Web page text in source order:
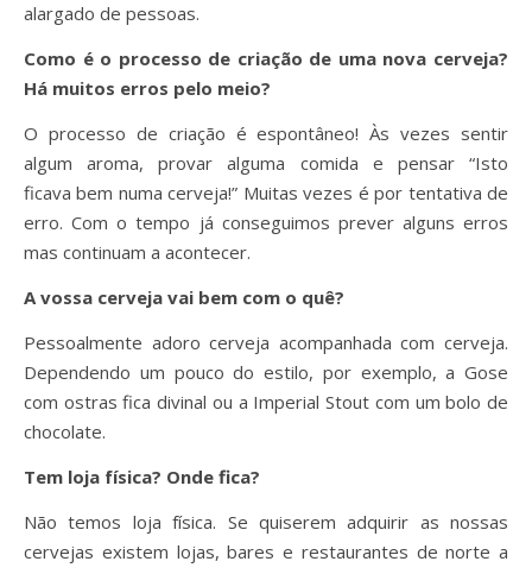
alargado de pessoas.
Como é o processo de criação de uma nova cerveja?
Há muitos erros pelo meio?
O processo de criação é espontâneo! Às vezes sentir
algum aroma, provar alguma comida e pensar “Isto
ficava bem numa cerveja!” Muitas vezes é por tentativa de
erro. Com o tempo já conseguimos prever alguns erros
mas continuam a acontecer.
A vossa cerveja vai bem com o quê?
Pessoalmente adoro cerveja acompanhada com cerveja.
Dependendo um pouco do estilo, por exemplo, a Gose
com ostras fica divinal ou a Imperial Stout com um bolo de
chocolate.
Tem loja física? Onde fica?
Não temos loja física. Se quiserem adquirir as nossas
cervejas existem lojas, bares e restaurantes de norte a